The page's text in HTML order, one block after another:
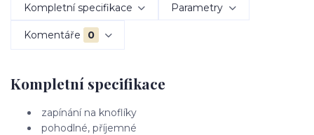
Kompletní specifikace Parametry
Komentáře 0
Kompletní specifikace
zapínání na knoflíky
pohodlné, příjemné